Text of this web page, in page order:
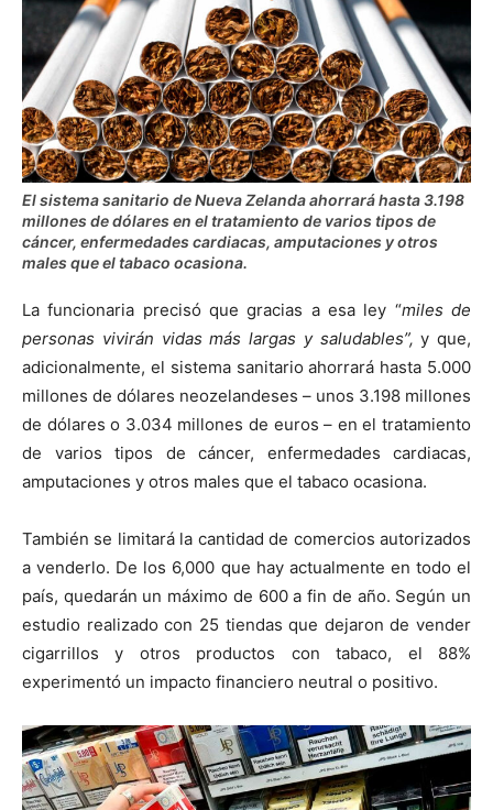
El sistema sanitario de Nueva Zelanda ahorrará hasta 3.198
millones de dólares en el tratamiento de varios tipos de
cáncer, enfermedades cardiacas, amputaciones y otros
males que el tabaco ocasiona.
La funcionaria precisó que gracias a esa ley “miles de
personas vivirán vidas más largas y saludables”, y que,
adicionalmente, el sistema sanitario ahorrará hasta 5.000
millones de dólares neozelandeses – unos 3.198 millones
de dólares o 3.034 millones de euros – en el tratamiento
de varios tipos de cáncer, enfermedades cardiacas,
amputaciones y otros males que el tabaco ocasiona.
También se limitará la cantidad de comercios autorizados
a venderlo. De los 6,000 que hay actualmente en todo el
país, quedarán un máximo de 600 a fin de año. Según un
estudio realizado con 25 tiendas que dejaron de vender
cigarrillos y otros productos con tabaco, el 88%
experimentó un impacto financiero neutral o positivo.